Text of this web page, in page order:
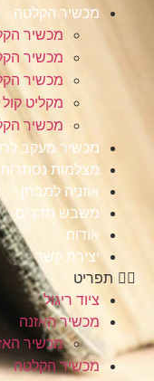
מכשיר הקלטה
מכשיר
מכשיר
מכשיר
מקליט קול
מכשיר
מכשיר מעקב
מצלמות נסתרות
אוזניה למבחן
משבש תדרים
אודות
יצירת קשר
תפריט
ציוד ריגול
מכשיר האזנה
מכשיר
מכשיר הקלטה